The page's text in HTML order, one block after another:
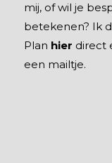
mij, of wil je
betekenen? Ik
Plan hier direct
een mailtje.